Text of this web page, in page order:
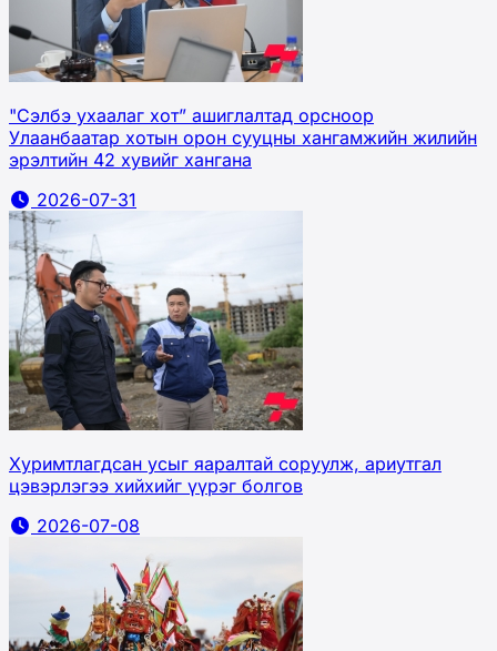
"Сэлбэ ухаалаг хот” ашиглалтад орсноор
Улаанбаатар хотын орон сууцны хангамжийн жилийн
эрэлтийн 42 хувийг хангана
2026-07-31
Хуримтлагдсан усыг яаралтай соруулж, ариутгал
цэвэрлэгээ хийхийг үүрэг болгов
2026-07-08